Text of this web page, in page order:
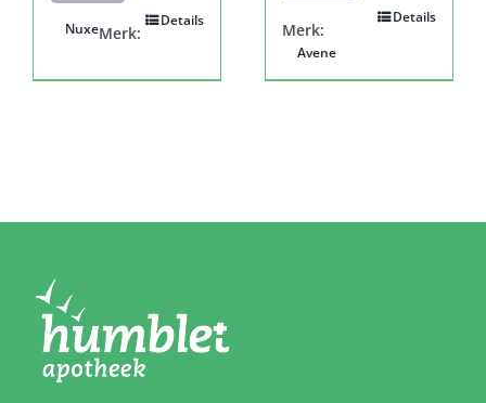
Details
Merk:
Nuxe
Details
Merk:
Avene